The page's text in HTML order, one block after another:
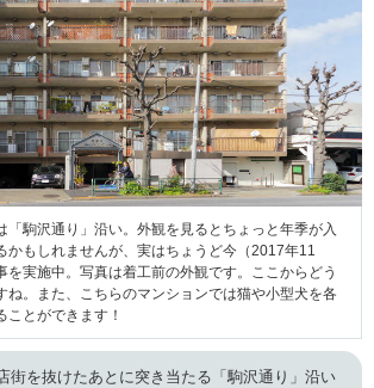
「駒沢通り」沿い。外観を見るとちょっと年季が入
かもしれませんが、実はちょうど今（2017年11
を実施中。写真は着工前の外観です。ここからどう
ね。また、こちらのマンションでは猫や小型犬を各
ことができます！
街を抜けたあとに突き当たる「駒沢通り」沿い